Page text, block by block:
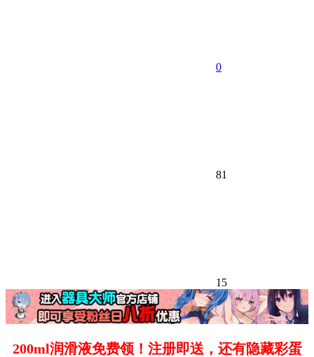
0
81
15
200ml润滑液免费领！注册即送，还有隐藏彩蛋